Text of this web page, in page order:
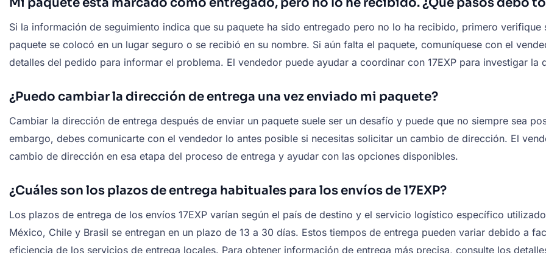
Si la información de seguimiento indica que su paquete ha sido entregado pero no lo ha recibido, primero
paquete se colocó en un lugar seguro o se recibió en su nombre. Si aún falta el paquete, comuníquese con el
detalles del pedido para informar el problema. El vendedor puede ayudar a coordinar con 17EXP para investigar la
¿Puedo cambiar la dirección de entrega una vez enviado mi paquete?
Cambiar la dirección de entrega después de enviar un paquete suele ser un desafío y puede que no siempre sea
embargo, debes comunicarte con el vendedor lo antes posible si necesitas solicitar un cambio de dirección. El
cambio de dirección en esa etapa del proceso de entrega y ayudar con las opciones disponibles.
¿Cuáles son los plazos de entrega habituales para los envíos de 17EXP?
Los plazos de entrega de los envíos 17EXP varían según el país de destino y el servicio logístico específico
México, Chile y Brasil se entregan en un plazo de 13 a 30 días. Estos tiempos de entrega pueden variar debido a
eficiencia de los servicios de entrega locales. Para obtener información de entrega más precisa, consulte los